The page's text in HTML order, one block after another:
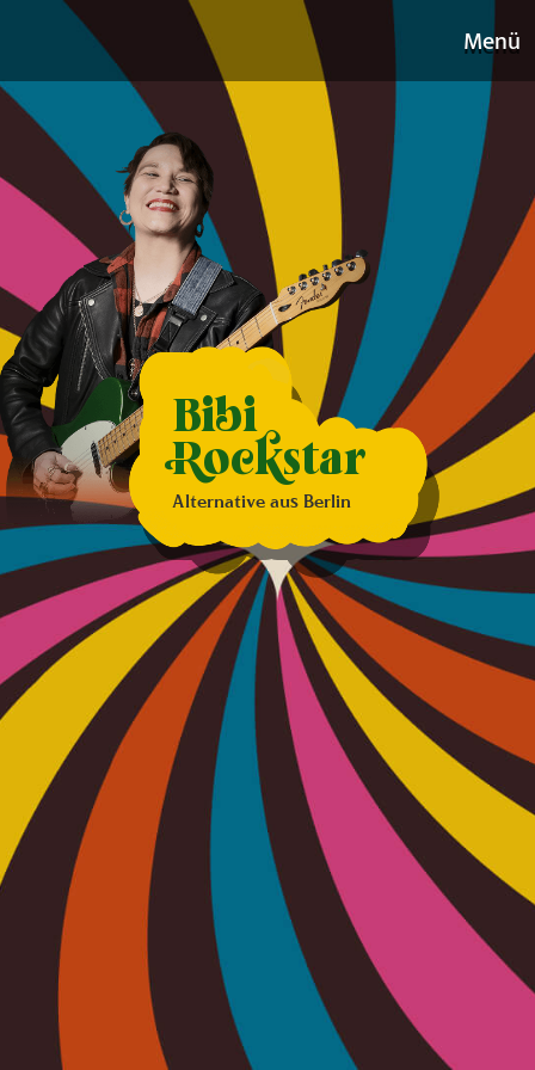
Menü
Bibi
Rockstar
Alternative aus Berlin